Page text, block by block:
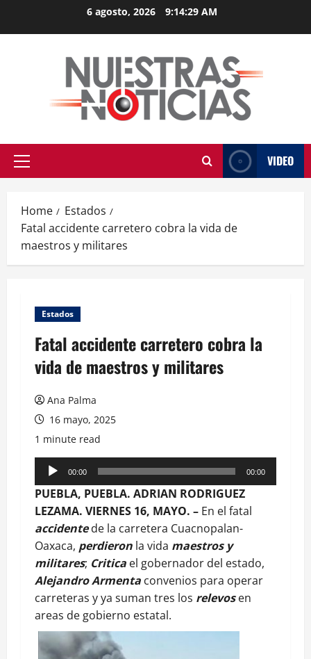
6 agosto, 2026 9:14:29 AM
Primary
VIDEO
Home
Estados
Fatal accidente carretero cobra la vida de
maestros y militares
Estados
Fatal accidente carretero cobra la
vida de maestros y militares
Ana Palma
16 mayo, 2025
1 minute read
Reproductor
de
audio
00:00 00:00
PUEBLA, PUEBLA. ADRIAN RODRIGUEZ
LEZAMA. VIERNES 16, MAYO. – En el fatal
accidente de la carretera Cuacnopalan-
Oaxaca, perdieron la vida maestros y
militares; Critica el gobernador del estado,
Alejandro Armenta convenios para operar
carreteras y ya suman tres los relevosen
areas de gobierno estatal.